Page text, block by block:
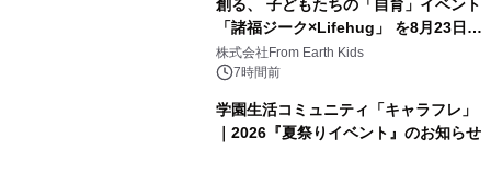
創る、 子どもたちの「自育」イベント
「諸福ジーク×Lifehug」 を8月23日
(日)開催
株式会社From Earth Kids
7時間前
学園生活コミュニティ「キャラフレ」
｜2026『夏祭りイベント』のお知らせ